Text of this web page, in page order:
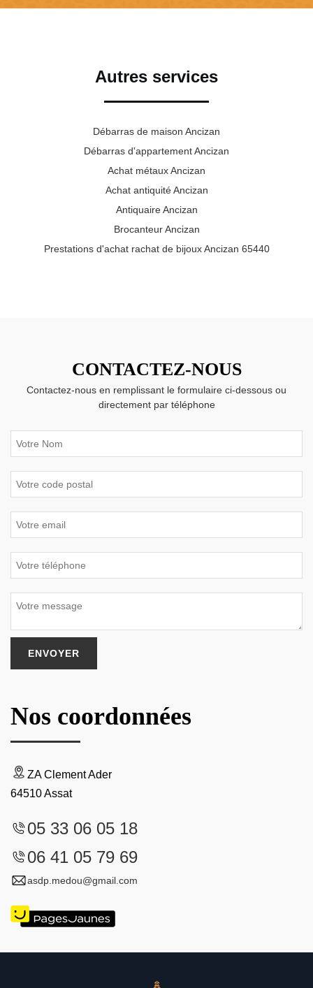
Autres services
Débarras de maison Ancizan
Débarras d'appartement Ancizan
Achat métaux Ancizan
Achat antiquité Ancizan
Antiquaire Ancizan
Brocanteur Ancizan
Prestations d'achat rachat de bijoux Ancizan 65440
CONTACTEZ-NOUS
Contactez-nous en remplissant le formulaire ci-dessous ou
directement par téléphone
Nos coordonnées
ZA Clement Ader
64510 Assat
05 33 06 05 18
06 41 05 79 69
asdp.medou@gmail.com